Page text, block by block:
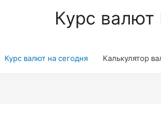
Курс
Курс валют на сегодня Калькулятор